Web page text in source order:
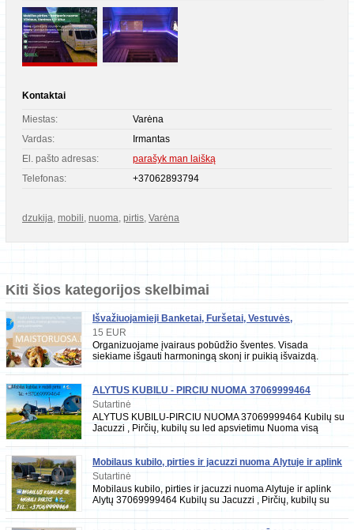
Kontaktai
Miestas:
Varėna
Vardas:
Irmantas
El. pašto adresas:
parašyk man laišką
Telefonas:
+37062893794
dzukija, mobili, nuoma, pirtis, Varėna
Kiti šios kategorijos skelbimai
Išvažiuojamieji Banketai, Furšetai, Vestuvės,
Gimtadieniai
15 EUR
Organizuojame įvairaus pobūdžio šventes. Visada
siekiame išgauti harmoningą skonį ir puikią išvaizdą.
ALYTUS KUBILU - PIRCIU NUOMA 37069999464
Sutartinė
ALYTUS KUBILU-PIRCIU NUOMA 37069999464 Kubilų su
Jacuzzi , Pirčių, kubilų su led apsvietimu Nuoma visą
Mobilaus kubilo, pirties ir jacuzzi nuoma Alytuje ir aplink
Alytų 37069999464
Sutartinė
Mobilaus kubilo, pirties ir jacuzzi nuoma Alytuje ir aplink
Alytų 37069999464 Kubilų su Jacuzzi , Pirčių, kubilų su